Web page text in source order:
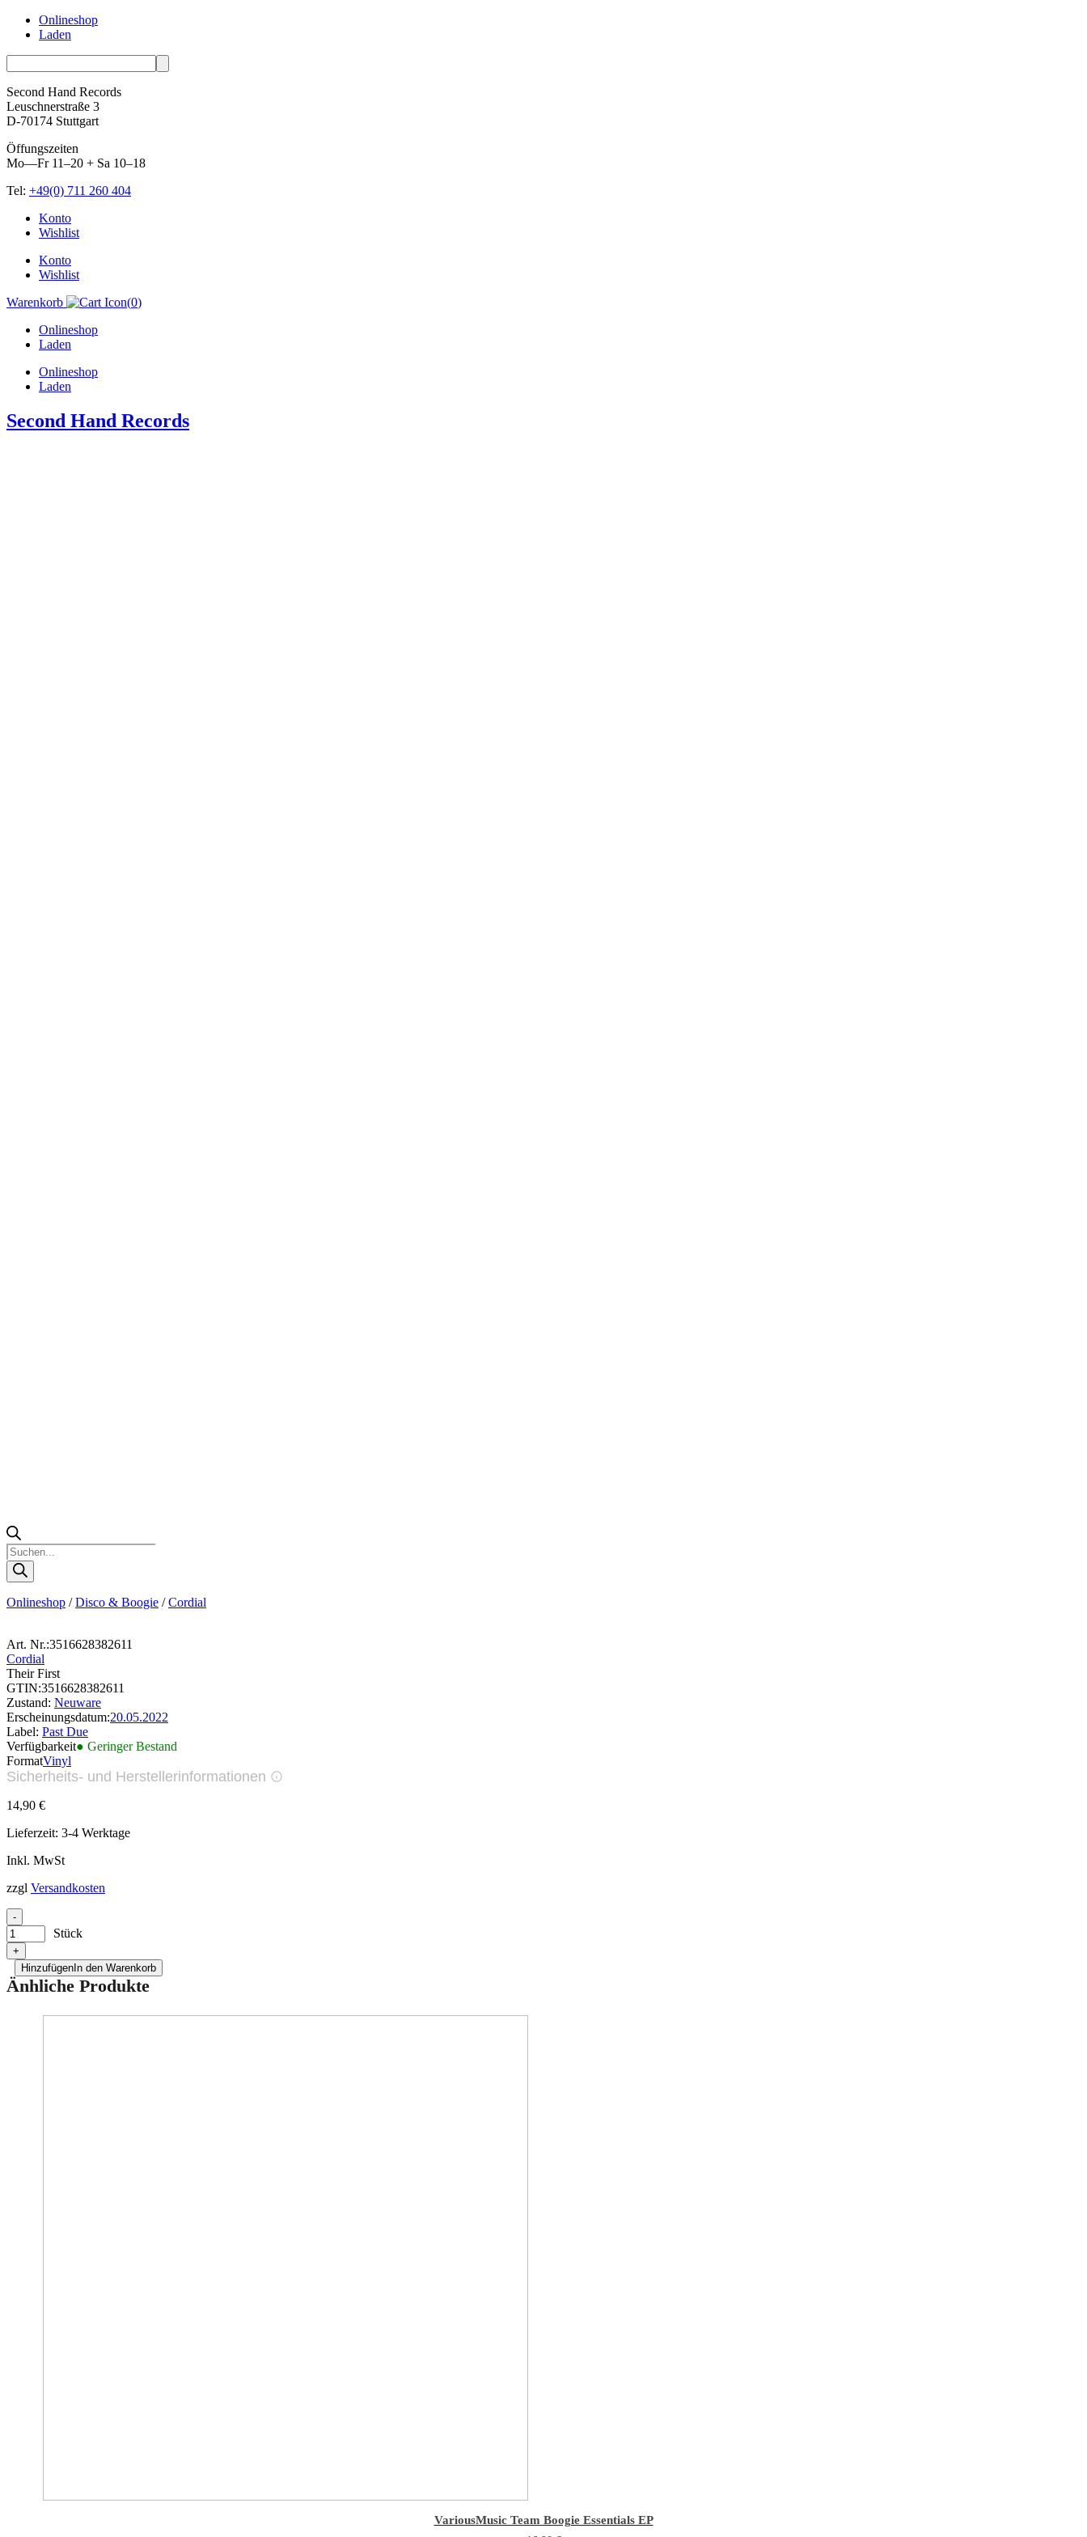
Onlineshop
Laden
Second Hand Records
Leuschnerstraße 3
D-70174 Stuttgart
Öffungszeiten
Mo—Fr 11–20 + Sa 10–18
Tel: +49(0) 711 260 404
Skip
Konto
Wishlist
Konto
Wishlist
Warenkorb
(0)
Onlineshop
Laden
Onlineshop
Laden
Second Hand Records
Products
search
Onlineshop /Disco & Boogie /Cordial
Art. Nr.:3516628382611
Cordial
Their First
GTIN:3516628382611
Zustand: Neuware
Erscheinungsdatum:20.05.2022
Label: Past Due
Verfügbarkeit● Geringer Bestand
FormatVinyl
Sicherheits- und Herstellerinformationen
14,90 €
Lieferzeit: 3-4 Werktage
Inkl. MwSt
zzgl Versandkosten
-
Stück
+
Hinzufügen In den Warenkorb
Änhliche Produkte
VariousMusic Team Boogie Essentials EP